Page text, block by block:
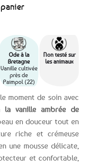
moment de soin avec
la vanille ambrée de
en douceur tout en
riche et crémeuse
une mousse délicate,
et confortable,
Ode à la
Bretagne
Vanille cultivée
près de
Paimpol (22)
Non testé sur
les animaux